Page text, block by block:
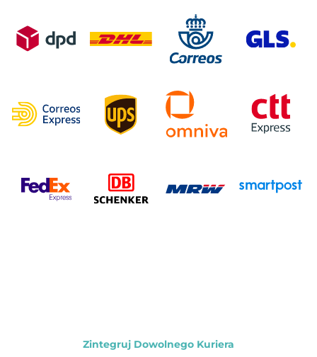
Zintegruj Dowolnego Kuriera